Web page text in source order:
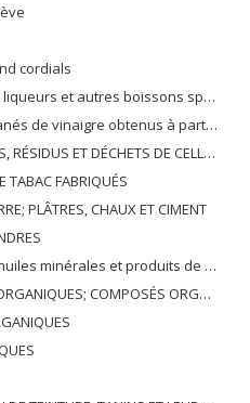
cordials
autres boissons spiritueuses; n.c.a. dans le n ° 2208
vinaigre obtenus à partir d'acide acétique
DE CELLES-CI; FOURRAGE ANIMAL PRÉPARÉ
TABAC FABRIQUÉS
PLÂTRES, CHAUX ET CIMENT
distillation; SUBSTANCES BITUMINEUSES; CIRES MINÉRALES
MÉTAUX PRÉCIEUX; DE MÉTAUX DES TERRES RARES, D'ÉLÉMENTS RADIOACTIFS ET D'ISOTOPES